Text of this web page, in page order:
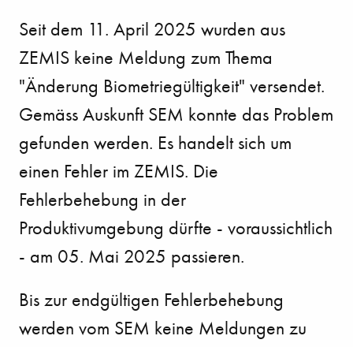
Seit dem 11. April 2025 wurden aus
ZEMIS keine Meldung zum Thema
"Änderung Biometriegültigkeit" versendet.
Gemäss Auskunft SEM konnte das Problem
gefunden werden. Es handelt sich um
einen Fehler im ZEMIS. Die
Fehlerbehebung in der
Produktivumgebung dürfte - voraussichtlich
- am 05. Mai 2025 passieren.
Bis zur endgültigen Fehlerbehebung
werden vom SEM keine Meldungen zu